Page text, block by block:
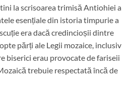
la scrisoarea trimisă Antiohiei a
esențiale din istoria timpurie a
era dacă credincioșii dintre
părți ale Legii mozaice, inclusiv
biserici erau provocate de fariseii
trebuie respectată încă de